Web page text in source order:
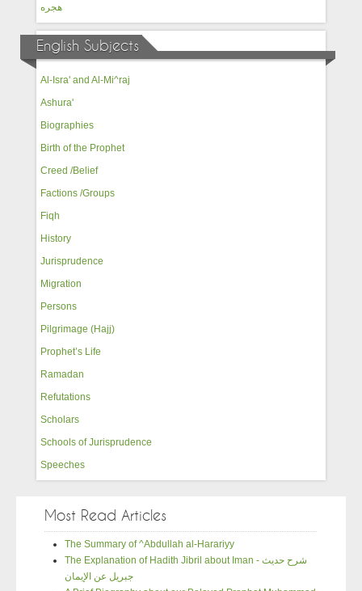
هجره
English Subjects
Al-Isra' and Al-Mi^raj
Ashura'
Biographies
Birth of the Prophet
Creed /Belief
Factions /Groups
Fiqh
History
Jurisprudence
Migration
Persons
Pilgrimage (Hajj)
Prophet’s Life
Ramadan
Refutations
Scholars
Schools of Jurisprudence
Speeches
Most Read Articles
The Summary of ^Abdullah al-Harariyy
The Explanation of Hadith Jibril about Iman - شرح حديث
جبريل عن الإيمان